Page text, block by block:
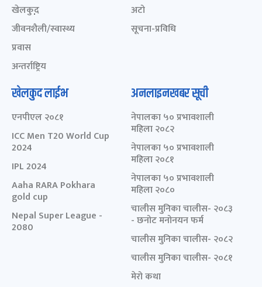
खेलकुद़़
जीवनशैली/स्वास्थ्य
प्रवास
अन्तर्राष्ट्रिय
अटो
सूचना-प्रविधि
खेलकुद लाईभ
एनपीएल २०८१
ICC Men T20 World Cup
2024
IPL 2024
Aaha RARA Pokhara
gold cup
Nepal Super League -
2080
अनलाइनखबर सूची
नेपालका ५० प्रभावशाली
महिला २०८२
नेपालका ५० प्रभावशाली
महिला २०८१
नेपालका ५० प्रभावशाली
महिला २०८०
चालीस मुनिका चालीस- २०८३
- छनोट मनोनयन फर्म
चालीस मुनिका चालीस- २०८२
चालीस मुनिका चालीस- २०८१
मेरो कथा